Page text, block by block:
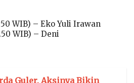
WIB) – Eko Yuli Irawan
WIB) – Deni
Guler, Aksinya Bikin